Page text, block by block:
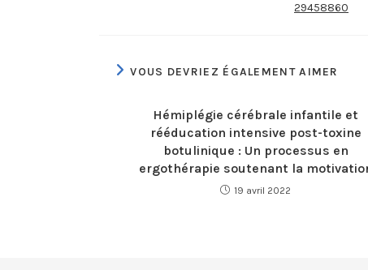
29458860
VOUS DEVRIEZ ÉGALEMENT AIMER
Hémiplégie cérébrale infantile et
rééducation intensive post-toxine
botulinique : Un processus en
ergothérapie soutenant la
19 avril 2022